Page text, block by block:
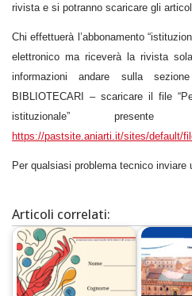
rivista e si potranno scaricare gli
Chi effettuerà l’abbonamento
elettronico ma riceverà la rivista
informazioni andare sulla
BIBLIOTECARI – scaricare il file
istituzionale”
https://pastsite.aniarti.it/sites/default/
Per qualsiasi problema tecnico inviare
Articoli correlati: